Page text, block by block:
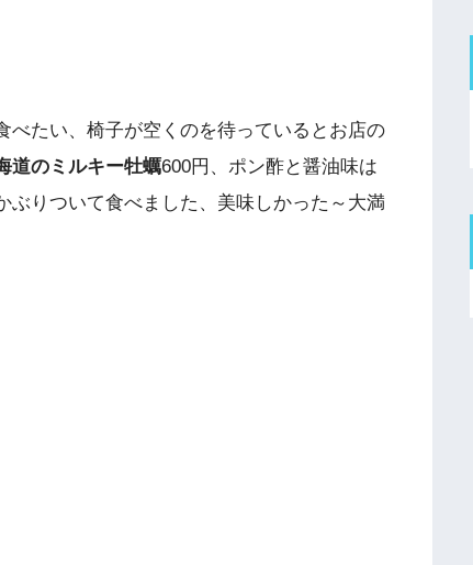
たい、椅子が空くのを待っているとお店の
道のミルキー牡蠣600円、ポン酢と醤油味は
りついて食べました、美味しかった～大満